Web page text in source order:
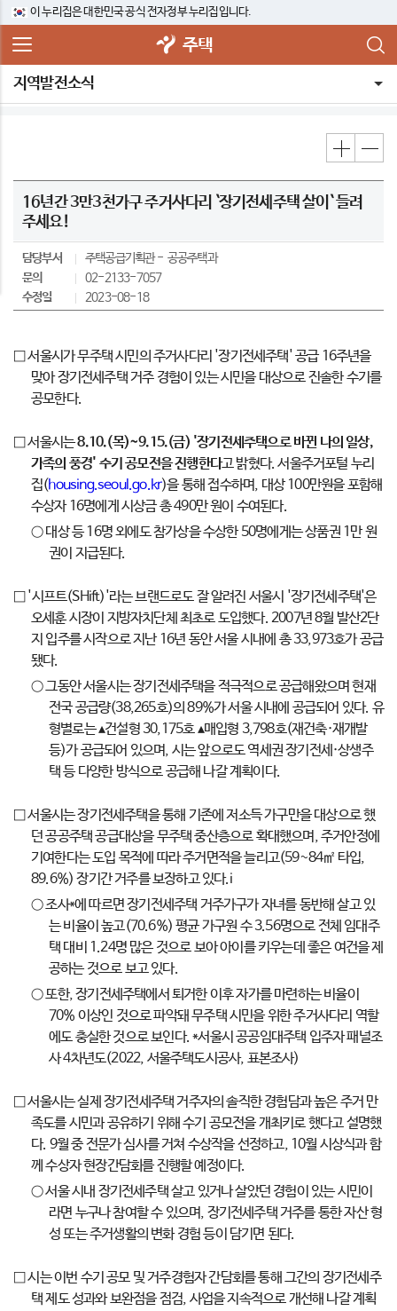
이 누리집은 대한민국 공식 전자정부 누리집입니다.
주택
지역발전소식
16년간 3만3천가구 주거사다리 `장기전세주택 살이` 들려
주세요!
담당부서 주택공급기획관
공공주택과
문의
02-2133-7057
수정일
2023-08-18
□ 서울시가 무주택 시민의 주거사다리 '장기전세주택' 공급 16주년을
맞아 장기전세주택 거주 경험이 있는 시민을 대상으로 진솔한 수기를
공모한다.
□ 서울시는8.10.(목)~9.15.(금) '장기전세주택으로 바뀐 나의 일상,
가족의 풍경' 수기 공모전을 진행한다고 밝혔다. 서울주거포털 누리
집(housing.seoul.go.kr)을 통해 접수하며, 대상 100만원을 포함해
수상자 16명에게 시상금 총 490만 원이 수여된다.
○ 대상 등 16명 외에도 참가상을 수상한 50명에게는 상품권 1만 원
권이 지급된다.
□ '시프트(SHift)'라는 브랜드로도 잘 알려진 서울시 '장기전세주택'은
오세훈 시장이 지방자치단체 최초로 도입했다. 2007년 8월 발산2단
지 입주를 시작으로 지난 16년 동안 서울 시내에 총 33,973호가 공급
됐다.
○ 그동안 서울시는 장기전세주택을 적극적으로 공급해왔으며 현재
전국 공급량(38,265호)의 89%가 서울 시내에 공급되어 있다. 유
형별로는 ▴건설형 30,175호 ▴매입형 3,798호(재건축·재개발
등)가 공급되어 있으며, 시는 앞으로도 역세권 장기전세·상생주
택 등 다양한 방식으로 공급해 나갈 계획이다.
□ 서울시는 장기전세주택을 통해 기존에 저소득 가구만을 대상으로 했
던 공공주택 공급대상을 무주택 중산층으로 확대했으며, 주거안정에
기여한다는 도입 목적에 따라 주거면적을 늘리고(59~84㎡ 타입,
89.6%) 장기간 거주를 보장하고 있다.i
○ 조사*에 따르면 장기전세주택 거주가구가 자녀를 동반해 살고 있
는 비율이 높고(70.6%) 평균 가구원 수 3.56명으로 전체 임대주
택 대비 1.24명 많은 것으로 보아 아이를 키우는데 좋은 여건을 제
공하는 것으로 보고 있다.
○ 또한, 장기전세주택에서 퇴거한 이후 자가를 마련하는 비율이
70% 이상인 것으로 파악돼 무주택 시민을 위한 주거사다리 역할
에도 충실한 것으로 보인다. *서울시 공공임대주택 입주자 패널조
사 4차년도(2022, 서울주택도시공사, 표본조사)
□ 서울시는 실제 장기전세주택 거주자의 솔직한 경험담과 높은 주거 만
족도를 시민과 공유하기 위해 수기 공모전을 개최키로 했다고 설명했
다. 9월 중 전문가 심사를 거쳐 수상작을 선정하고, 10월 시상식과 함
께 수상자 현장간담회를 진행할 예정이다.
○ 서울 시내 장기전세주택 살고 있거나 살았던 경험이 있는 시민이
라면 누구나 참여할 수 있으며, 장기전세주택 거주를 통한 자산 형
성 또는 주거생활의 변화 경험 등이 담기면 된다.
□ 시는 이번 수기 공모 및 거주경험자 간담회를 통해 그간의 장기전세주
택 제도 성과와 보완점을 점검, 사업을 지속적으로 개선해 나갈 계획